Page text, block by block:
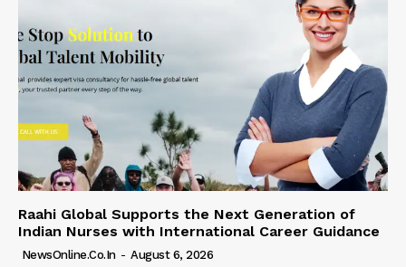
Raahi Global Supports the Next Generation of
Indian Nurses with International Career Guidance
NewsOnline.co.in - August 6, 2026